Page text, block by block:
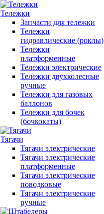
Тележки
Запчасти для тележки
Тележки
гидравлические (роклы)
Тележки
платформенные
Тележки электрические
Тележки двухколесные
ручные
Тележки для газовых
баллонов
Тележки для бочек
(бочкокаты)
Тягачи
Тягачи электрические
Тягачи электрические
платформенные
Тягачи электрические
поводковые
Тягачи электрические
ручные